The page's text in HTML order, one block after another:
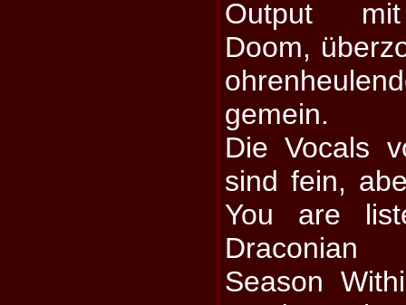
Output mit
Doom,
gemein.
Die Vocals
sind fein,
You are
Season